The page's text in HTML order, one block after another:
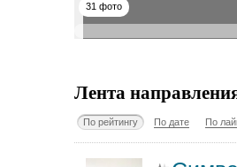
31 фото
Лента
По рейтингу По дате По